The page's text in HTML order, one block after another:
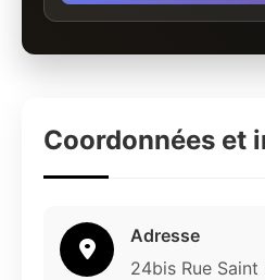
Coordonnées et
Adresse
24bis Rue Saint